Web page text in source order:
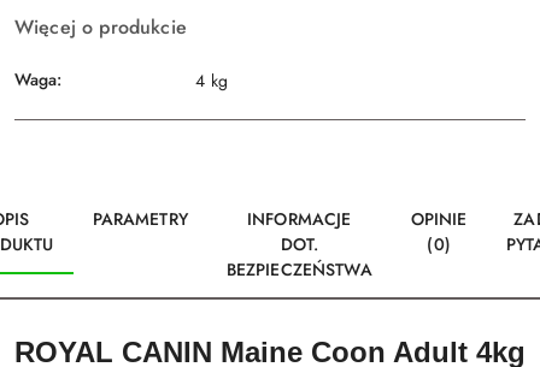
Więcej o produkcie
Waga: 4 kg
PARAMETRY
INFORMACJE
DOT.
BEZPIECZEŃSTWA
OPINIE
(0)
ROYAL CANIN Maine Coon Adult 4kg